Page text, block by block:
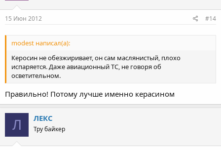
15 Июн 2012 #14
modest написал(а):
Керосин не обезжиривает, он сам маслянистый, плохо
испаряется. Даже авиационный ТС, не говоря об
осветительном.
Правильно! Потому лучше именно керасином
Л ЛЕКС
Тру байкер